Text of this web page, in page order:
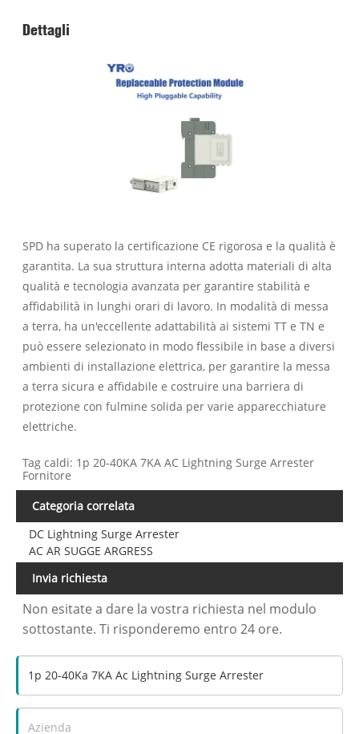
Dettagli
SPD ha superato la certificazione CE rigorosa e la qualità è
garantita. La sua struttura interna adotta materiali di alta
qualità e tecnologia avanzata per garantire stabilità e
affidabilità in lunghi orari di lavoro. In modalità di messa
a terra, ha un'eccellente adattabilità ai sistemi TT e TN e
può essere selezionato in modo flessibile in base a diversi
ambienti di installazione elettrica, per garantire la messa
a terra sicura e affidabile e costruire una barriera di
protezione con fulmine solida per varie apparecchiature
elettriche.
Tag caldi: 1p 20-40KA 7KA AC Lightning Surge Arrester
Fornitore
Categoria correlata
DC Lightning Surge Arrester
AC AR SUGGE ARGRESS
Invia richiesta
Non esitate a dare la vostra richiesta nel modulo
sottostante. Ti risponderemo entro 24 ore.